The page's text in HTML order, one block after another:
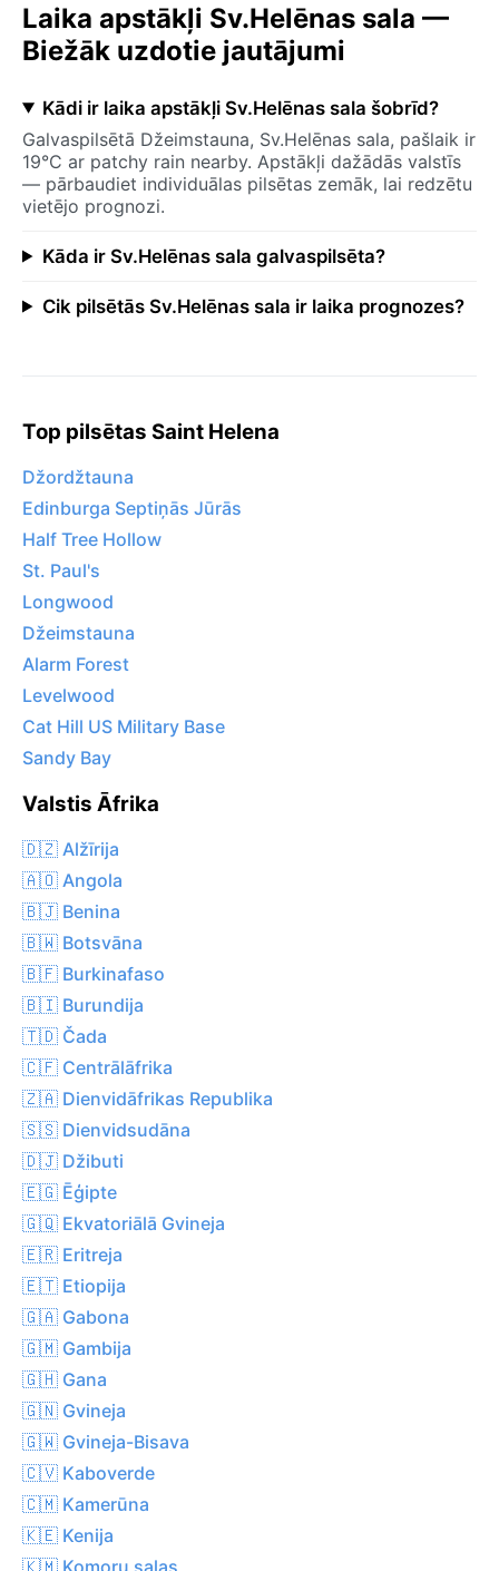
Laika apstākļi Sv.Helēnas sala —
Biežāk uzdotie jautājumi
Kādi ir laika apstākļi Sv.Helēnas sala šobrīd?
Galvaspilsētā Džeimstauna, Sv.Helēnas sala, pašlaik ir
19°C ar patchy rain nearby. Apstākļi dažādās valstīs
— pārbaudiet individuālas pilsētas zemāk, lai redzētu
vietējo prognozi.
Kāda ir Sv.Helēnas sala galvaspilsēta?
Cik pilsētās Sv.Helēnas sala ir laika prognozes?
Top pilsētas Saint Helena
Džordžtauna
Edinburga Septiņās Jūrās
Half Tree Hollow
St. Paul's
Longwood
Džeimstauna
Alarm Forest
Levelwood
Cat Hill US Military Base
Sandy Bay
Valstis Āfrika
🇩🇿 Alžīrija
🇦🇴 Angola
🇧🇯 Benina
🇧🇼 Botsvāna
🇧🇫 Burkinafaso
🇧🇮 Burundija
🇹🇩 Čada
🇨🇫 Centrālāfrika
🇿🇦 Dienvidāfrikas Republika
🇸🇸 Dienvidsudāna
🇩🇯 Džibuti
🇪🇬 Ēģipte
🇬🇶 Ekvatoriālā Gvineja
🇪🇷 Eritreja
🇪🇹 Etiopija
🇬🇦 Gabona
🇬🇲 Gambija
🇬🇭 Gana
🇬🇳 Gvineja
🇬🇼 Gvineja-Bisava
🇨🇻 Kaboverde
🇨🇲 Kamerūna
🇰🇪 Kenija
🇰🇲 Komoru salas